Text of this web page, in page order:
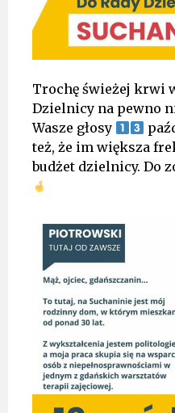
Trochę świeżej krwi
Dzielnicy na pewno
Wasze głosy
też, że im większa
budżet dzielnicy. Do